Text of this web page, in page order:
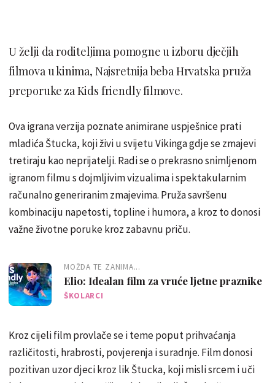
U želji da roditeljima pomogne u izboru dječjih
filmova u kinima, Najsretnija beba Hrvatska pruža
preporuke za Kids friendly filmove.
Ova igrana verzija poznate animirane uspješnice prati
mladića Štucka, koji živi u svijetu Vikinga gdje se zmajevi
tretiraju kao neprijatelji. Radi se o prekrasno snimljenom
igranom filmu s dojmljivim vizualima i spektakularnim
računalno generiranim zmajevima. Pruža savršenu
kombinaciju napetosti, topline i humora, a kroz to donosi
važne životne poruke kroz zabavnu priču.
MOŽDA TE ZANIMA...
Elio: Idealan film za vruće ljetne praznike
ŠKOLARCI
Kroz cijeli film provlače se i teme poput prihvaćanja
različitosti, hrabrosti, povjerenja i suradnje. Film donosi
pozitivan uzor djeci kroz lik Štucka, koji misli srcem i uči